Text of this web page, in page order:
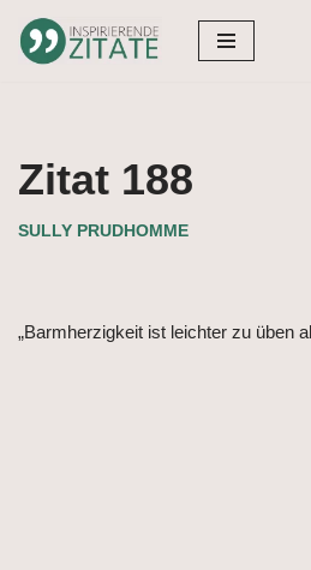
Zum
Zitat 188
SULLY PRUDHOMME
„Barmherzigkeit ist leichter zu üben